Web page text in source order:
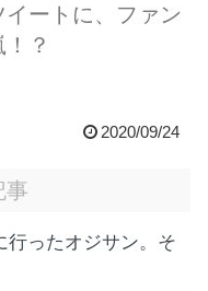
イートに、ファン
？
2020/09/24
事
行ったオジサン。そ